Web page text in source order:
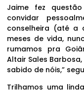
Jaime fez
convidar
conselheira (até a
meses de vida,
rumamos pra
Altair Sales
sabido de nóis,”
Trilhamos uma